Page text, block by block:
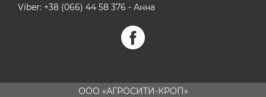
Viber: +38 (066) 44 58 376 - Анна
ООО «АГРОСИТИ-КРОП»